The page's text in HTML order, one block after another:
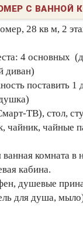
С ВАННОЙ
28 кв м, 2
4 основных
диван)
поставить 1
ТВ), стол,
чайник, чайные
ванная комната в
кабина.
душевые
для душа,